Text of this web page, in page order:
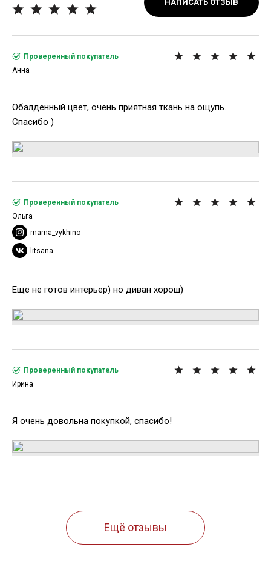
НАПИСАТЬ ОТЗЫВ
Обалденный цвет, очень приятная ткань на ощупь.
Спасибо )
Проверенный покупатель
Анна
Еще не готов интерьер) но диван хорош)
Проверенный покупатель
Ольга
mama_vykhino
litsana
Я очень довольна покупкой, спасибо!
Проверенный покупатель
Ирина
Ещё отзывы